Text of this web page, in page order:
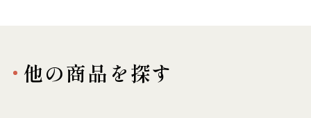
他の商品を探す